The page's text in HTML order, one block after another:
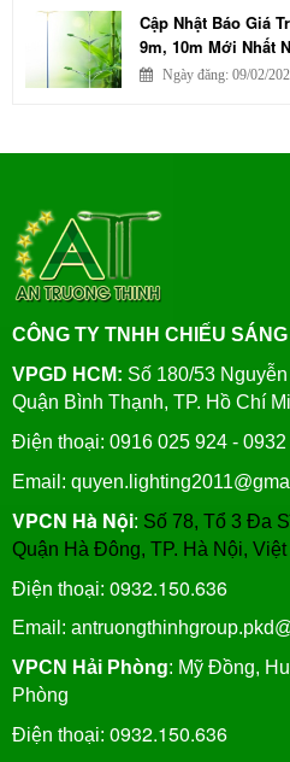
Cập Nhật Báo Giá
9m, 10m Mới Nhất
Ngày đăng: 09/02/
CÔNG TY TNHH CHIẾU
VPGD HCM: Số 180/53
Quận Bình Thạnh, TP. Hồ Chí
Điện thoại: 0916 025 924 -
Email:
VPCN Hà Nội: Số 78, Tổ 3 Đa
Quận Hà Đông, TP. Hà Nội,
Điện thoại: 0932.150.636
Email:
VPCN Hải Phòng: Mỹ Đồng,
Phòng
Điện thoại: 0932.150.636